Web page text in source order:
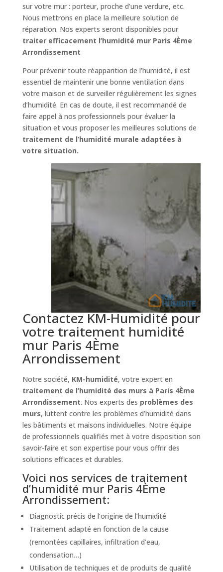
sur votre mur : porteur, proche d’une verdure, etc.
Nous mettrons en place la meilleure solution de
réparation. Nos experts seront disponibles pour
traiter efficacement l’humidité mur Paris 4Ème
Arrondissement
Pour prévenir toute réapparition de l’humidité, il est
essentiel de maintenir une bonne ventilation dans
votre maison et de surveiller régulièrement les signes
d’humidité. En cas de doute, il est recommandé de
faire appel à nos professionnels pour évaluer la
situation et vous proposer les meilleures solutions de
traitement de l’humidité murale adaptées à
votre situation.
Contactez KM-Humidité pour
votre traitement humidité
mur Paris 4Ème
Arrondissement
Notre société, KM-humidité, votre expert en
traitement de l’humidité des murs à Paris 4Ème
Arrondissement. Nos experts des problèmes des
murs, luttent contre les problèmes d’humidité dans
les bâtiments et maisons individuelles. Notre équipe
de professionnels qualifiés met à votre disposition son
savoir-faire et son expertise pour vous offrir des
solutions efficaces et durables.
Voici nos services de traitement
d’humidité mur Paris 4Ème
Arrondissement:
Diagnostic précis de l’origine de l’humidité
Traitement adapté en fonction de la cause
(remontées capillaires, infiltration d’eau,
condensation…)
Utilisation de techniques et de produits de qualité